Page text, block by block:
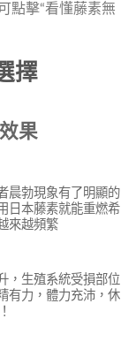
點擊“看懂藤素無
擇
果
晨勃現象有了明顯的
日本藤素就能重燃希
來越頻繁
，生殖系統受損部位
有力，體力充沛，休